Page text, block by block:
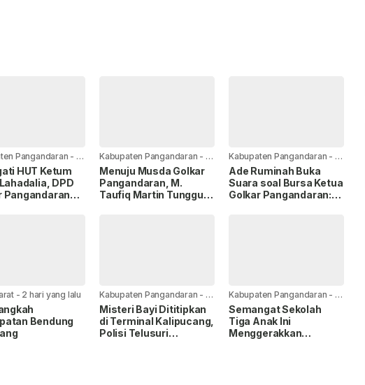
Pangandaran - 13
laluHUT Ketum
DPD
Pangandaran
Kabupaten Pangandaran - 14
jam yang lalu
Menuju Musda Golkar
Pangandaran, M.
Taufiq Martin Tunggu
Kabupaten Pangandaran - 2
hari yang lalu
Ade Ruminah Buka
Suara soal Bursa Ketua
Golkar Pangandaran:
- 2 hari yang lalu
Bendung
Kabupaten Pangandaran - 2
hari yang lalu
Misteri Bayi Dititipkan
di Terminal Kalipucang,
Polisi Telusuri
Kabupaten Pangandaran - 2
hari yang lalu
Semangat Sekolah
Tiga Anak Ini
Menggerakkan